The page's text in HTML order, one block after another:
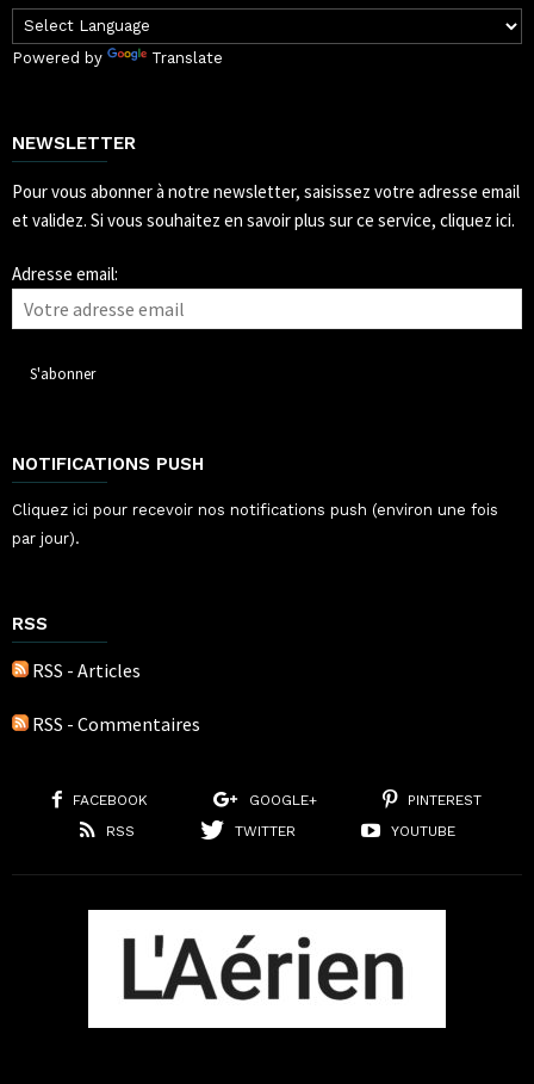
Powered by Translate
NEWSLETTER
Pour vous abonner à notre newsletter, saisissez votre adresse email
et validez. Si vous souhaitez en savoir plus sur ce service, cliquez ici.
Adresse email:
NOTIFICATIONS PUSH
Cliquez ici pour recevoir nos notifications push (environ une fois
par jour).
RSS
RSS - Articles
RSS - Commentaires
FACEBOOK GOOGLE+
PINTEREST
RSS
TWITTER YOUTUBE